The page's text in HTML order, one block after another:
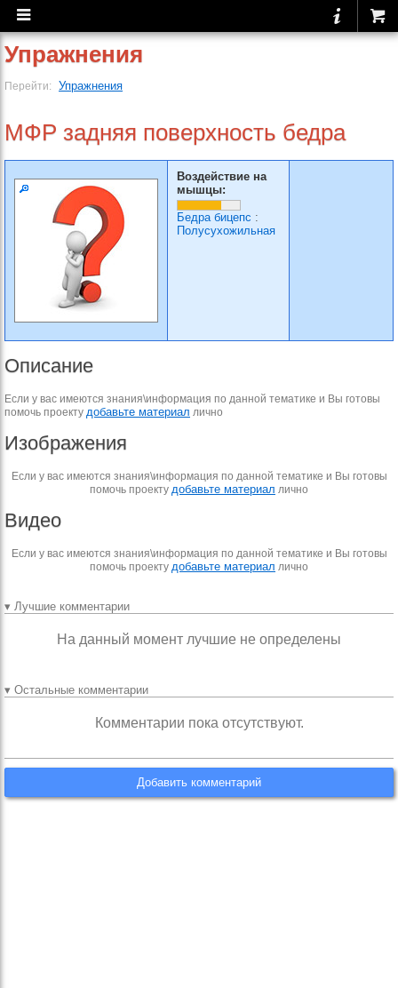
Упражнения
Перейти: Упражнения
МФР задняя поверхность бедра
Воздействие на
мышцы:
Бедра бицепс :
Полусухожильная
Описание
Если у вас имеются знания\информация по данной тематике и Вы готовы
помочь проекту добавьте материал лично
Изображения
Если у вас имеются знания\информация по данной тематике и Вы готовы
помочь проекту добавьте материал лично
Видео
Если у вас имеются знания\информация по данной тематике и Вы готовы
помочь проекту добавьте материал лично
▾ Лучшие комментарии
На данный момент лучшие не определены
▾ Остальные комментарии
Комментарии пока отсутствуют.
Добавить комментарий